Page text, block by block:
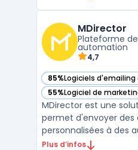
commerciales et
visiteurs anonyme ...
MDirector
Plateforme
automation
4,7
85%Logiciels
— voir MDirector dans
55%Logiciel de
— voir MDirector dans
MDirector est une
permet d'envoyer des
personnalisées à des
Avec cette plate-
Plus d’infos